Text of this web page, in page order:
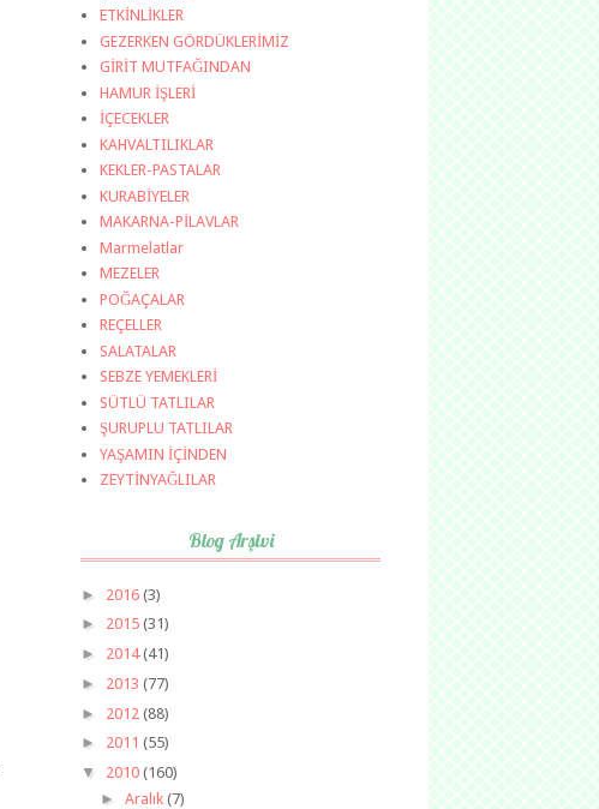
ETKİNLİKLER
GEZERKEN GÖRDÜKLERİMİZ
GİRİT MUTFAĞINDAN
HAMUR İŞLERİ
İÇECEKLER
KAHVALTILIKLAR
KEKLER-PASTALAR
KURABİYELER
MAKARNA-PİLAVLAR
Marmelatlar
MEZELER
POĞAÇALAR
REÇELLER
SALATALAR
SEBZE YEMEKLERİ
SÜTLÜ TATLILAR
ŞURUPLU TATLILAR
YAŞAMIN İÇİNDEN
ZEYTİNYAĞLILAR
Blog Arşivi
► 2016 (3)
► 2015 (31)
► 2014(41)
► 2013 (77)
► 2012 (88)
► 2011 (55)
▼ 2010 (160)
► Aralık (7)